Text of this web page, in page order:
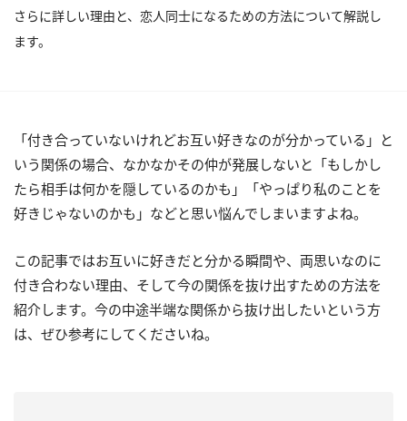
さらに詳しい理由と、恋人同士になるための方法について解説し
ます。
「付き合っていないけれどお互い好きなのが分かっている」と
いう関係の場合、なかなかその仲が発展しないと「もしかし
たら相手は何かを隠しているのかも」「やっぱり私のことを
好きじゃないのかも」などと思い悩んでしまいますよね。
この記事ではお互いに好きだと分かる瞬間や、両思いなのに
付き合わない理由、そして今の関係を抜け出すための方法を
紹介します。今の中途半端な関係から抜け出したいという方
は、ぜひ参考にしてくださいね。